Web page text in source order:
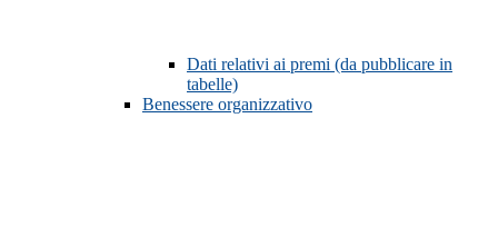
Dati relativi ai premi (da pubblicare in
tabelle)
Benessere organizzativo